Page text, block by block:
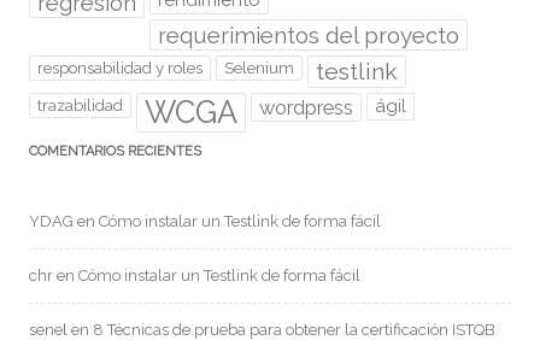
requerimientos del proyecto
responsabilidad y roles Selenium testlink
trazabilidad WCGA wordpress ágil
COMENTARIOS RECIENTES
YDAG en Cómo instalar un Testlink de forma fácil
chr en Cómo instalar un Testlink de forma fácil
senel en 8 Técnicas de prueba para obtener la certificación ISTQB